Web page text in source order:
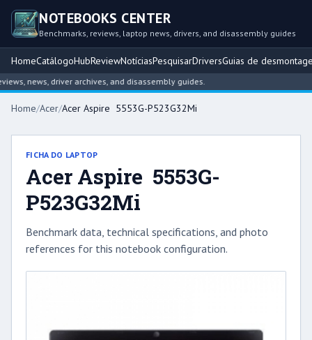
NOTEBOOKS CENTER
Benchmarks, reviews, laptop news, drivers, and disassembly guides
HomeCatálogoHubReviewNotíciasPesquisarDriversGuias de
news, driver archives, and disassembly guides.
Home/Acer/Acer Aspire 5553G-P523G32Mi
FICHA DO LAPTOP
Acer Aspire 5553G-
P523G32Mi
Benchmark data, technical specifications, and photo
references for this notebook configuration.